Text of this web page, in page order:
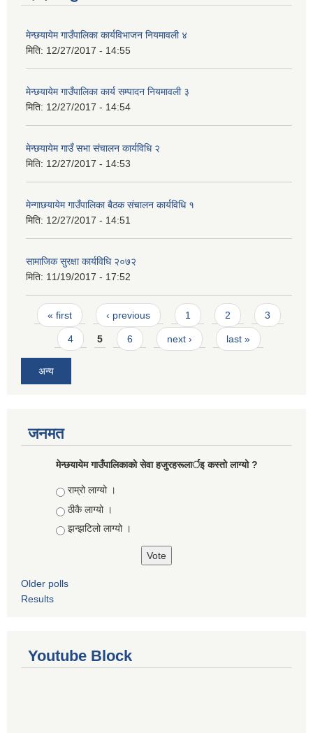
मेन्छयायेम गाउँपालिका कार्यविभाजन नियमावली ४
मिति: 12/27/2017 - 14:55
मेन्छयायेम गाउँपालिका कार्य सम्पादन नियमावली ३
मिति: 12/27/2017 - 14:54
मेन्छयायेम गाउँ सभा संचालन कार्यविधि २
मिति: 12/27/2017 - 14:53
मेन्गाछयायेम गाउँपालिका बैठक संचालन कार्यविधि १
मिति: 12/27/2017 - 14:51
सामाजिक सुरक्षा कार्यविधि २०७२
मिति: 11/19/2017 - 17:52
Pages
« first ‹ previous 1 2 3
4 5 6 next › last »
अन्य
जनमत
मेन्छयायेम गाउँपालिकाको सेवा हजुरहरूलार्इ कस्तो लाग्यो ?
Choices
राम्रो लाग्यो ।
ठीकै लाग्यो ।
झन्झटिलो लाग्यो ।
Older polls
Results
Youtube Block